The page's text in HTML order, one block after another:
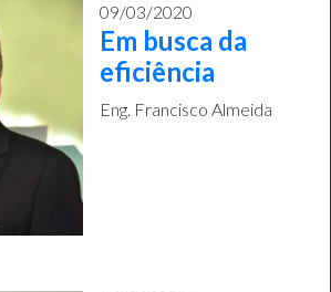
09/03/2020
Em busca da
eficiência
Eng. Francisco Almeida